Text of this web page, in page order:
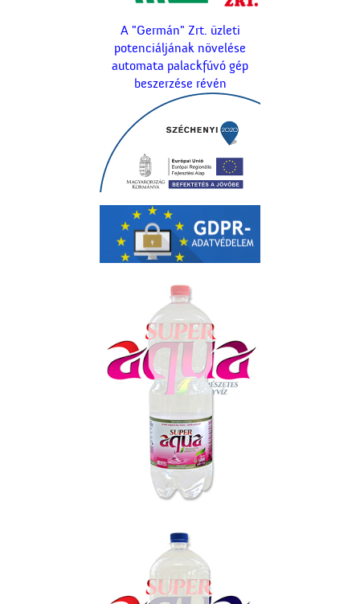
A "Germán" Zrt. üzleti
potenciáljának növelése
automata palackfúvó gép
beszerzése révén